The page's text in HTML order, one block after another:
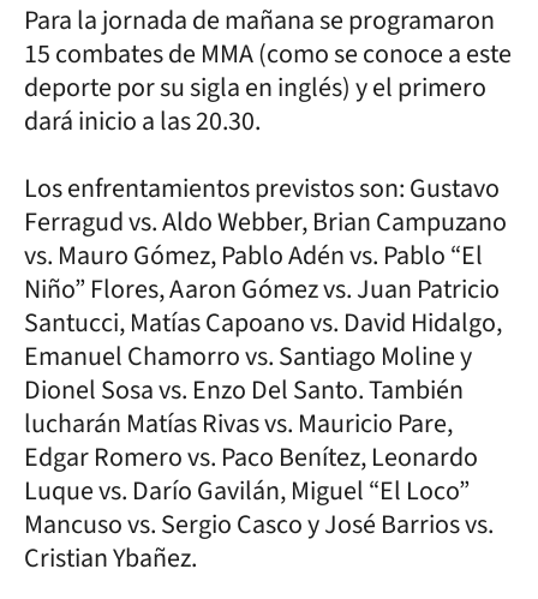
Para la jornada de mañana se programaron
15 combates de MMA (como se conoce a este
deporte por su sigla en inglés) y el primero
dará inicio a las 20.30.
Los enfrentamientos previstos son: Gustavo
Ferragud vs. Aldo Webber, Brian Campuzano
vs. Mauro Gómez, Pablo Adén vs. Pablo “El
Niño” Flores, Aaron Gómez vs. Juan Patricio
Santucci, Matías Capoano vs. David Hidalgo,
Emanuel Chamorro vs. Santiago Moline y
Dionel Sosa vs. Enzo Del Santo. También
lucharán Matías Rivas vs. Mauricio Pare,
Edgar Romero vs. Paco Benítez, Leonardo
Luque vs. Darío Gavilán, Miguel “El Loco”
Mancuso vs. Sergio Casco y José Barrios vs.
Cristian Ybañez.